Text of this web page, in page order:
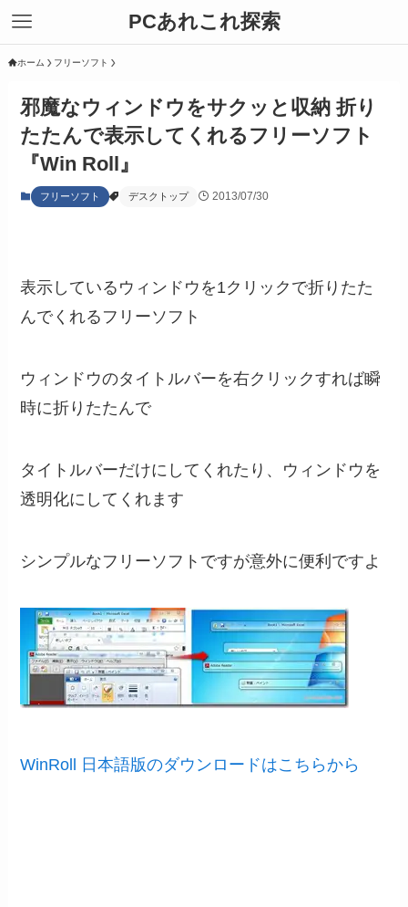
PCあれこれ探索
ホーム フリーソフト
邪魔なウィンドウをサクッと収納 折り
たたんで表示してくれるフリーソフト
『Win Roll』
フリーソフト デスクトップ 2013/07/30
表示しているウィンドウを1クリックで折りたた
んでくれるフリーソフト
ウィンドウのタイトルバーを右クリックすれば瞬
時に折りたたんで
タイトルバーだけにしてくれたり、ウィンドウを
透明化にしてくれます
シンプルなフリーソフトですが意外に便利ですよ
WinRoll 日本語版のダウンロードはこちらから